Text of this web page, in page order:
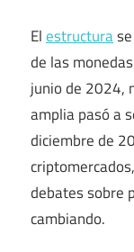
Elestructura
de las
junio de 2024,
amplia pasó a
diciembre de
debates sobre
cambiando.